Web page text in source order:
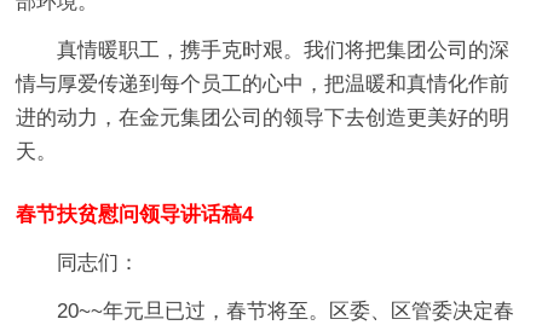
真情暖职工，携手克时艰。我们将把集团公司的深
情与厚爱传递到每个员工的心中，把温暖和真情化作前
进的动力，在金元集团公司的领导下去创造更美好的明
天。
春节扶贫慰问领导讲话稿4
同志们：
20~~年元旦已过，春节将至。区委、区管委决定春